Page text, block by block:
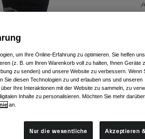
um Ihre Online-Erfahrung zu optimieren. Sie helfen
(z. B. um Ihren Warenkorb voll zu halten, Ihnen Geräte
zu senden) und unsere Website zu verbessern. Wenn
Sie diesen Technologien zu und erlauben uns und unseren
Ihre Interaktionen mit der Website zu sammeln, zu
Inhalte zu personalisieren. Möchten Sie mehr
an.
Nur die wesentliche Akzeptieren